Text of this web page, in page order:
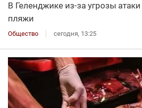
В Геленджике из-за угрозы
пляжи
Общество сегодня, 13:25